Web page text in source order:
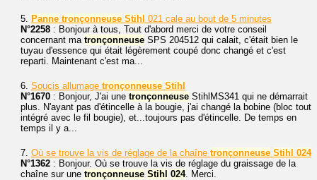
5. Panne tronçonneuse Stihl 021 cale au bout de 5 minutes
N°2258 : Bonjour à tous, Tout d'abord merci de votre conseil
concernant ma tronçonneuse SPS 204512 qui calait, c'était bien le
tuyau d'essence qui était légèrement coupé donc changé et c'est
reparti. Maintenant c'est ma...
6. Soucis allumage tronçonneuse Stihl
N°1670 : Bonjour, J'ai une tronçonneuse StihlMS341 qui ne démarrait
plus. N'ayant pas d'étincelle à la bougie, j'ai changé la bobine (bloc tout
intégré avec le fil bougie), et...toujours pas d'étincelle. De temps en
temps il y a...
7. Où se trouve la vis de réglage de la chaîne tronçonneuse Stihl 024
N°1362 : Bonjour. Où se trouve la vis de réglage du graissage de la
chaîne sur une tronçonneuse Stihl 024. Merci.